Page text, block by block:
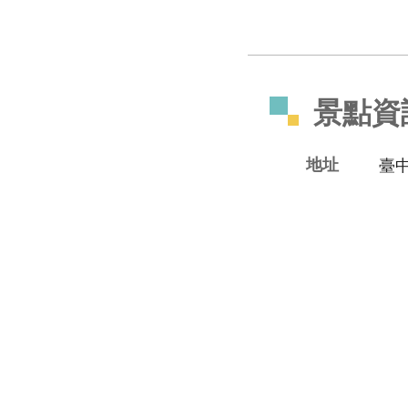
景點
地址 臺